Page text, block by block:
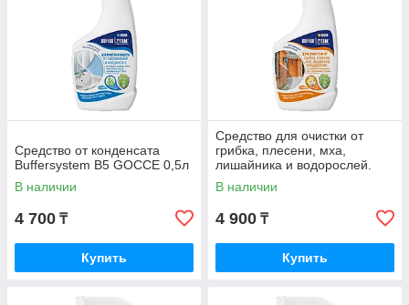
Средство от конденсата
Buffersystem B5 GOCCE 0,5л
В наличии
4 700 ₸
Купить
Средство для очистки от
грибка, плесени, мха,
лишайника и водорослей.
0,5л
В наличии
4 900 ₸
Купить